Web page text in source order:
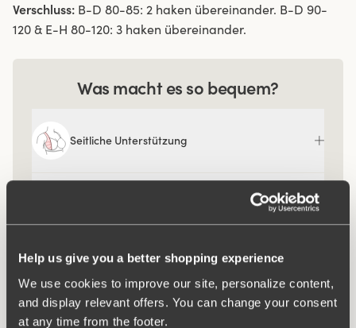
Help us give you a better shopping experience
We use cookies to improve our site, personalize content,
and display relevant offers. You can change your consent
at any time from the footer.
Verschluss: B-D 80-85: 2 haken übereinander. B-D 90-
120 & E-H 80-120: 3 haken übereinander.
Was macht es so bequem?
Seitliche Unterstützung